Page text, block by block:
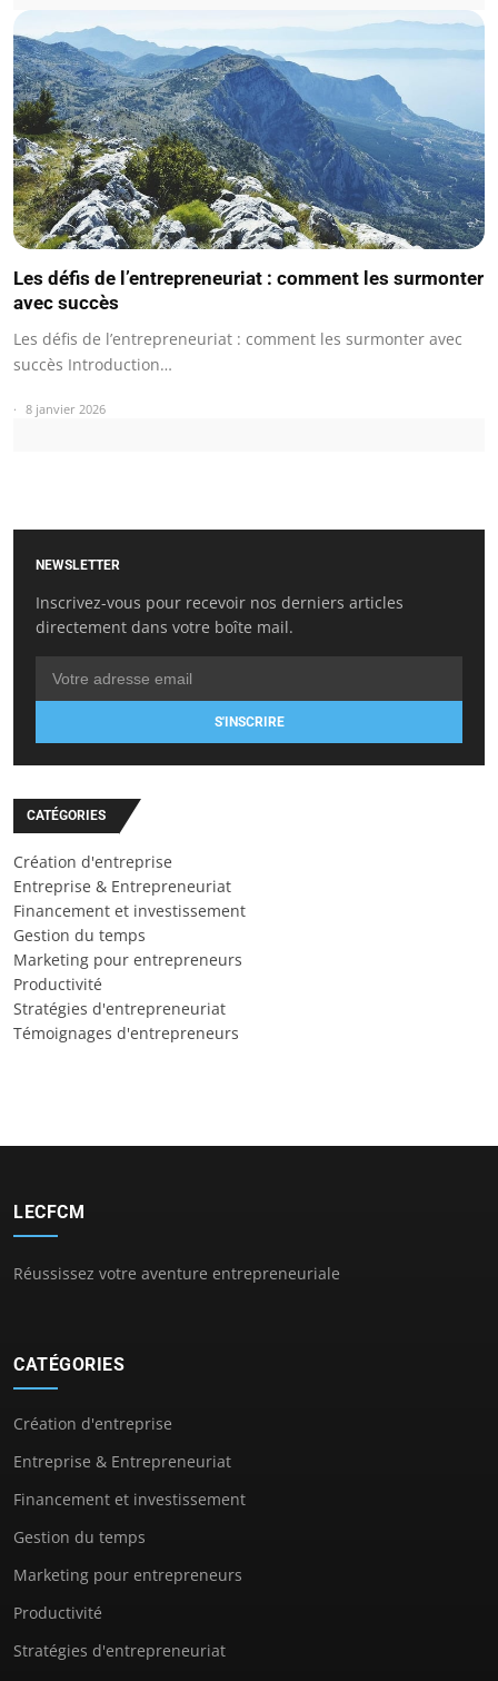
Les défis de l’entrepreneuriat : comment les surmonter
avec succès
Les défis de l’entrepreneuriat : comment les surmonter avec
succès Introduction…
8 janvier 2026
NEWSLETTER
Inscrivez-vous pour recevoir nos derniers articles
directement dans votre boîte mail.
S'INSCRIRE
CATÉGORIES
Création d'entreprise
Entreprise & Entrepreneuriat
Financement et investissement
Gestion du temps
Marketing pour entrepreneurs
Productivité
Stratégies d'entrepreneuriat
Témoignages d'entrepreneurs
LECFCM
Réussissez votre aventure entrepreneuriale
CATÉGORIES
Création d'entreprise
Entreprise & Entrepreneuriat
Financement et investissement
Gestion du temps
Marketing pour entrepreneurs
Productivité
Stratégies d'entrepreneuriat